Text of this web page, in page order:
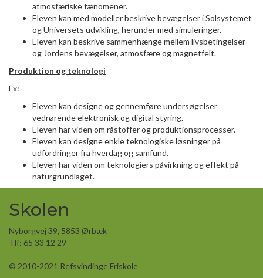
atmosfæriske fænomener.
Eleven kan med modeller beskrive bevægelser i Solsystemet
og Universets udvikling, herunder med simuleringer.
Eleven kan beskrive sammenhænge mellem livsbetingelser
og Jordens bevægelser, atmosfære og magnetfelt.
Produktion og teknologi
Fx:
Eleven kan designe og gennemføre undersøgelser
vedrørende elektronisk og digital styring.
Eleven har viden om råstoffer og produktionsprocesser.
Eleven kan designe enkle teknologiske løsninger på
udfordringer fra hverdag og samfund.
Eleven har viden om teknologiers påvirkning og effekt på
naturgrundlaget.
Skolen
Nyborgvej 39, 5853 Ørbæk
Tlf: 65 33 12 29
© 2010-2021 Refsvindinge Friskole